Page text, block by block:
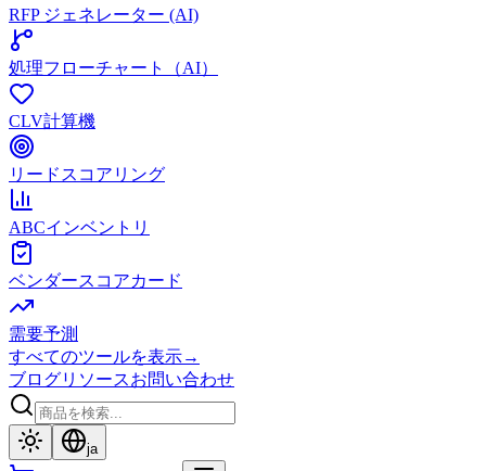
RFP ジェネレーター (AI)
処理フローチャート（AI）
CLV計算機
リードスコアリング
ABCインベントリ
ベンダースコアカード
需要予測
すべてのツールを表示→
ブログリソースお問い合わせ
ja